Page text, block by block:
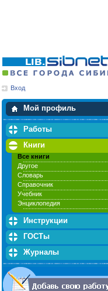
Вход
Мой профиль
Мои закладки
Работы
Книги
Все книги
Другое
Словарь
Справочник
Учебник
Энциклопедия
Инструкции
ГОСТы
Журналы